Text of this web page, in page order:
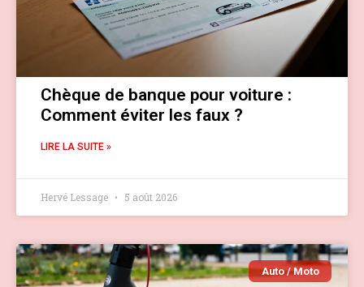
Chèque de banque pour voiture :
Comment éviter les faux ?
LIRE LA SUITE »
Hervé Lessage 5 août 2026
Auto / Moto